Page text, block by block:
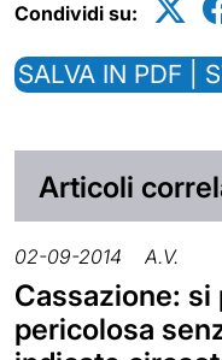
Condividi su:
SALVA IN PDF |
Articoli
02-09-2014 A.V.
Cassazione:
pericolosa